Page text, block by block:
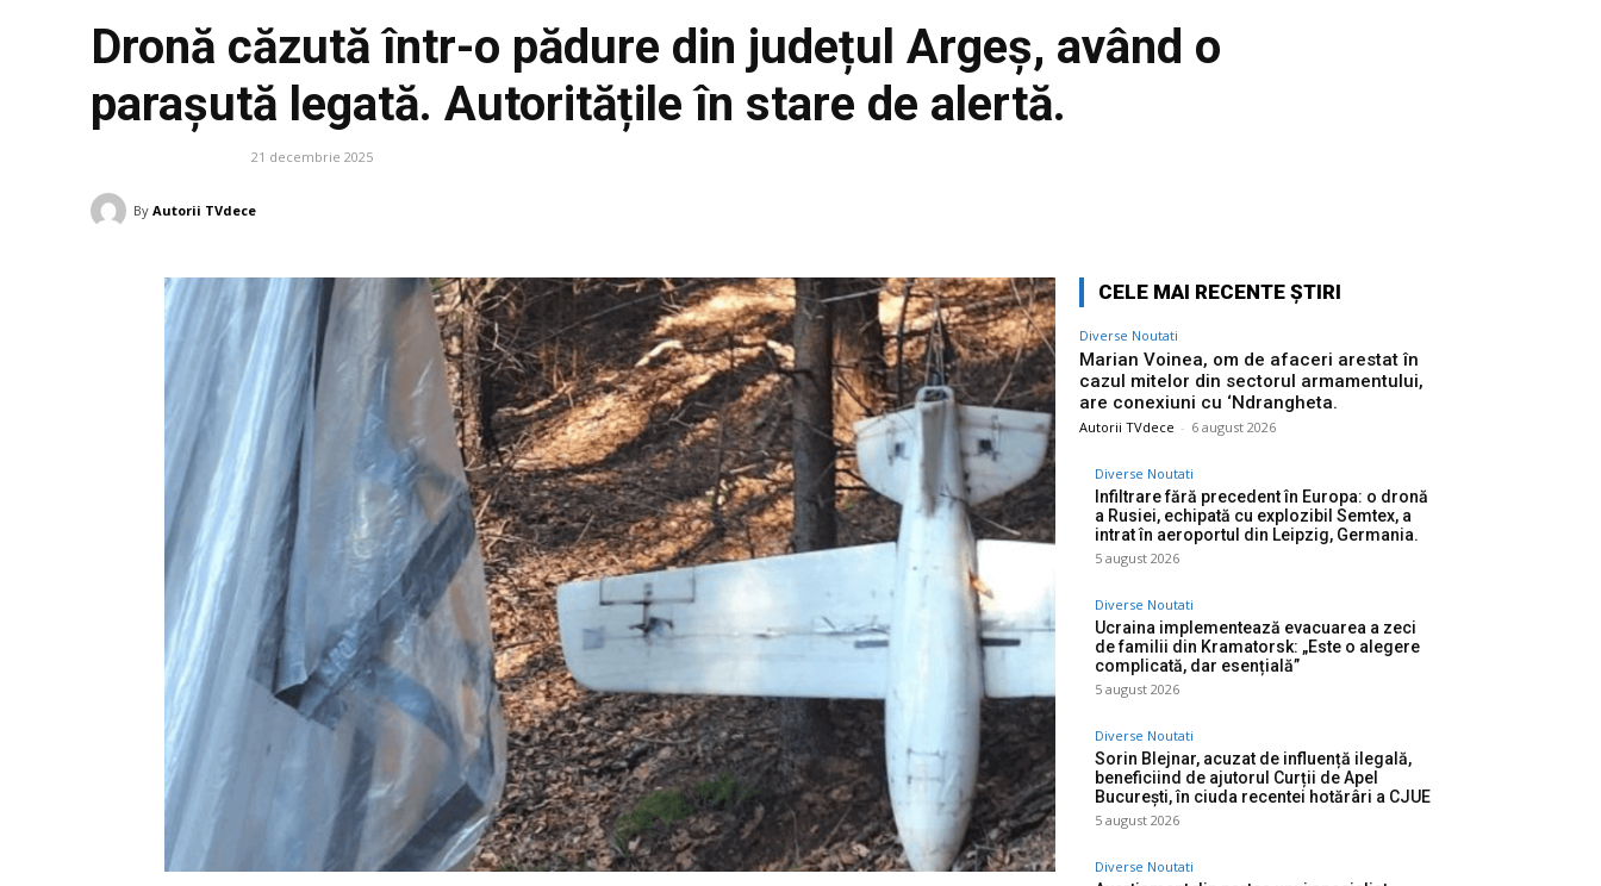
Dronă căzută într-o pădure din județul Argeș, având o
parașută legată. Autoritățile în stare de alertă.
21 decembrie 2025
By Autorii TVdece
CELE MAI RECENTE ȘTIRI
Diverse Noutati
Marian Voinea, om de afaceri arestat în
cazul mitelor din sectorul armamentului,
are conexiuni cu ‘Ndrangheta.
Autorii TVdece - 6 august 2026
Diverse Noutati
Infiltrare fără precedent în Europa: o dronă
a Rusiei, echipată cu explozibil Semtex, a
intrat în aeroportul din Leipzig, Germania.
5 august 2026
Diverse Noutati
Ucraina implementează evacuarea a zeci
de familii din Kramatorsk: „Este o alegere
complicată, dar esențială”
5 august 2026
Diverse Noutati
Sorin Blejnar, acuzat de influență ilegală,
beneficiind de ajutorul Curții de Apel
București, în ciuda recentei hotărâri a CJUE
5 august 2026
Diverse Noutati